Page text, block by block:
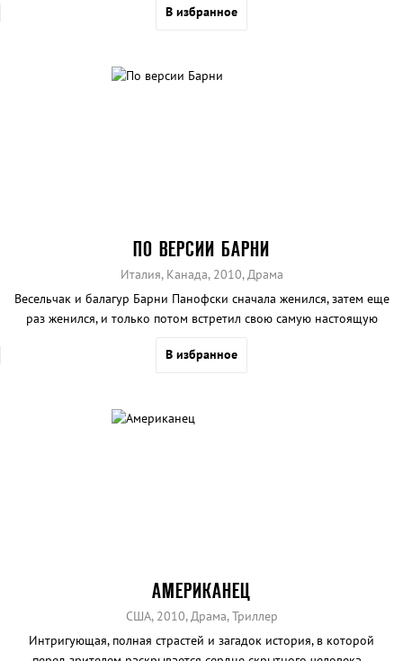
В избранное
ПО ВЕРСИИ БАРНИ
Италия, Канада, 2010, Драма
Весельчак и балагур Барни Панофски сначала женился, затем еще
раз женился, и только потом встретил свою самую настоящую
В избранное
АМЕРИКАНЕЦ
США, 2010, Драма, Триллер
Интригующая, полная страстей и загадок история, в которой